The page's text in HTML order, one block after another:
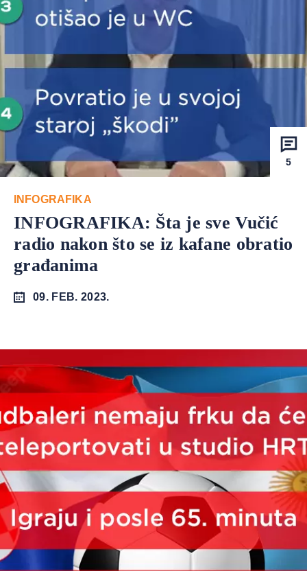
5
INFOGRAFIKA
INFOGRAFIKA: Šta je sve Vučić
radio nakon što se iz kafane obratio
građanima
09. FEB. 2023.